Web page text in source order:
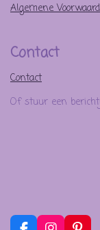
Algemene
Contact
Contact
Of stuur een